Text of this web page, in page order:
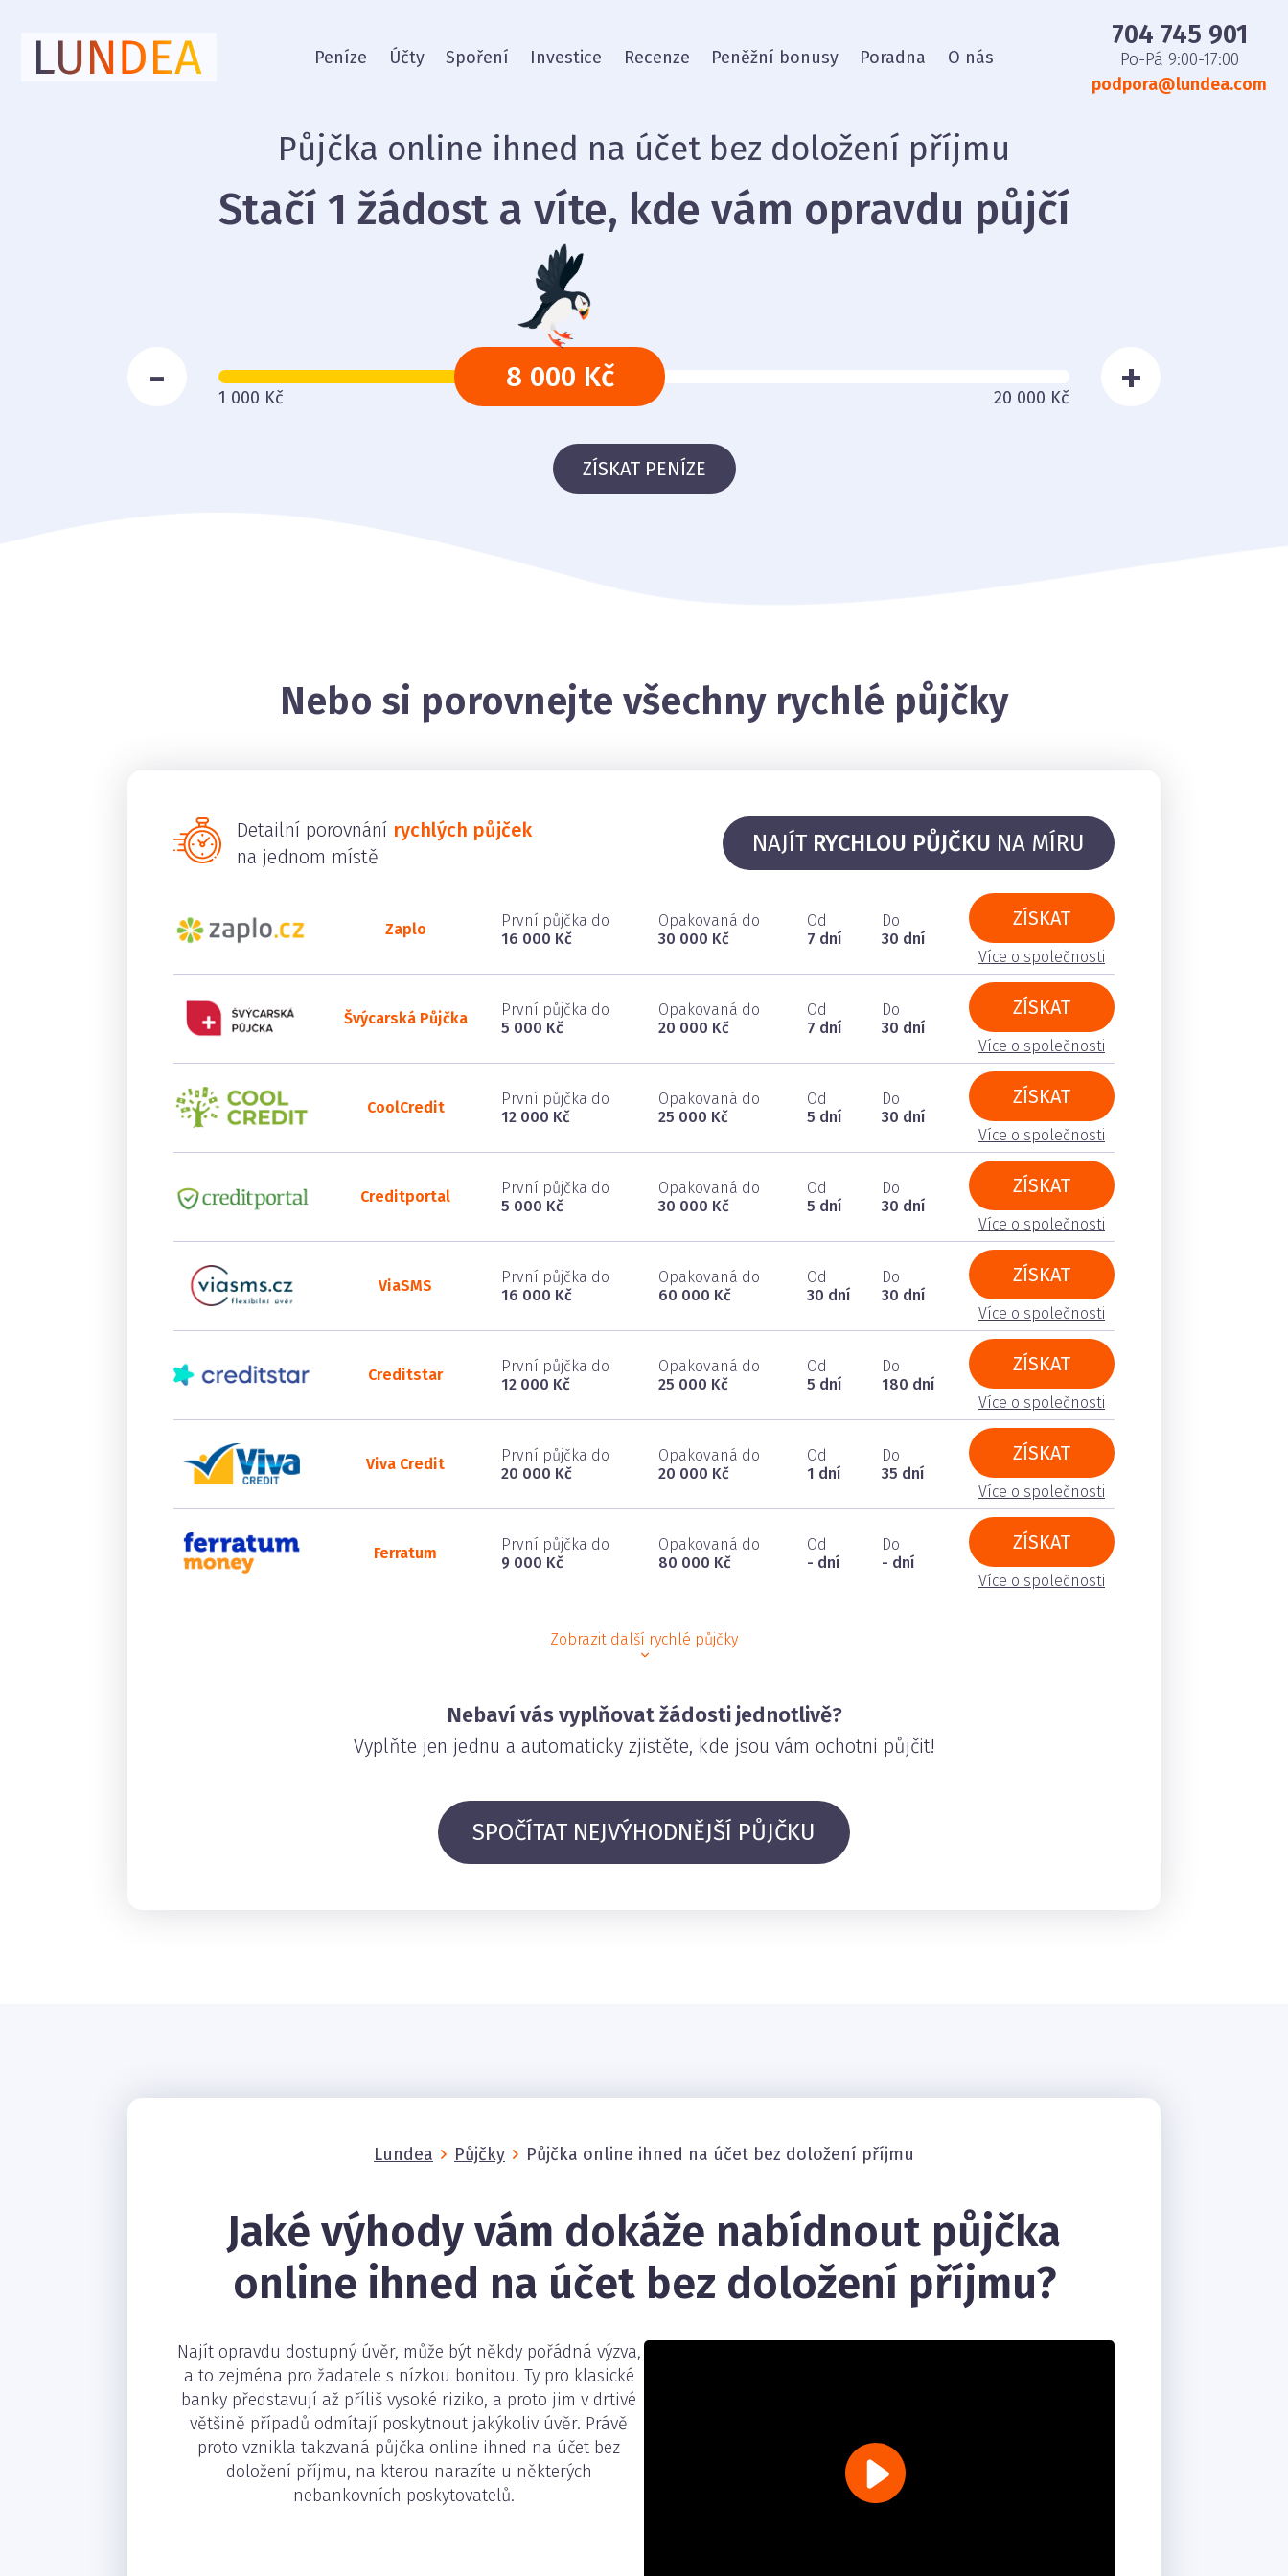
Peníze Účty Spoření Investice Recenze Peněžní bonusy Poradna O nás
704 745 901
Po-Pá 9:00-17:00
podpora@lundea.com
Půjčka online ihned na účet bez doložení příjmu
Stačí 1 žádost a víte, kde vám opravdu půjčí
8 000 Kč
- +
1 000 Kč 20 000 Kč
ZÍSKAT PENÍZE
Nebo si porovnejte všechny rychlé půjčky
Detailní porovnání rychlých půjček
na jednom místě
NAJÍT RYCHLOU PŮJČKU NA MÍRU
Zaplo
První půjčka do
16 000 Kč
Opakovaná do
30 000 Kč
Od
7 dní
Do
30 dní
ZÍSKAT
Více o společnosti
Švýcarská Půjčka
První půjčka do
5 000 Kč
Opakovaná do
20 000 Kč
Od
7 dní
Do
30 dní
ZÍSKAT
Více o společnosti
CoolCredit
První půjčka do
12 000 Kč
Opakovaná do
25 000 Kč
Od
5 dní
Do
30 dní
ZÍSKAT
Více o společnosti
Creditportal
První půjčka do
5 000 Kč
Opakovaná do
30 000 Kč
Od
5 dní
Do
30 dní
ZÍSKAT
Více o společnosti
ViaSMS
První půjčka do
16 000 Kč
Opakovaná do
60 000 Kč
Od
30 dní
Do
30 dní
ZÍSKAT
Více o společnosti
Creditstar
První půjčka do
12 000 Kč
Opakovaná do
25 000 Kč
Od
5 dní
Do
180 dní
ZÍSKAT
Více o společnosti
Viva Credit
První půjčka do
20 000 Kč
Opakovaná do
20 000 Kč
Od
1 dní
Do
35 dní
ZÍSKAT
Více o společnosti
Ferratum
První půjčka do
9 000 Kč
Opakovaná do
80 000 Kč
Od
- dní
Do
- dní
ZÍSKAT
Více o společnosti
Zobrazit další rychlé půjčky
Nebaví vás vyplňovat žádosti jednotlivě?
Vyplňte jen jednu a automaticky zjistěte, kde jsou vám ochotni půjčit!
SPOČÍTAT NEJVÝHODNĚJŠÍ PŮJČKU
Lundea Půjčky Půjčka online ihned na účet bez doložení příjmu
Jaké výhody vám dokáže nabídnout půjčka
online ihned na účet bez doložení příjmu?
Najít opravdu dostupný úvěr, může být někdy pořádná výzva,
a to zejména pro žadatele s nízkou bonitou. Ty pro klasické
banky představují až příliš vysoké riziko, a proto jim v drtivé
většině případů odmítají poskytnout jakýkoliv úvěr. Právě
proto vznikla takzvaná půjčka online ihned na účet bez
doložení příjmu, na kterou narazíte u některých
nebankovních poskytovatelů.